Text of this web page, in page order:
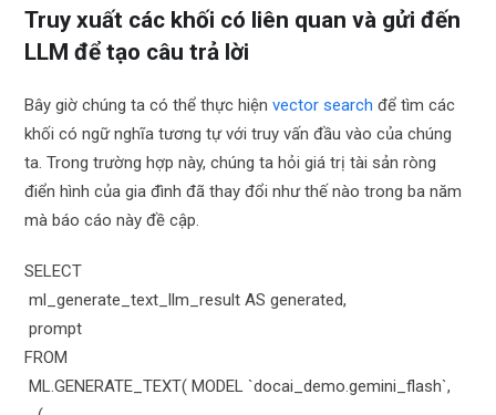
Truy xuất các khối có liên quan và gửi đến
LLM để tạo câu trả lời
Bây giờ chúng ta có thể thực hiệnvector search để tìm các
khối có ngữ nghĩa tương tự với truy vấn đầu vào của chúng
ta. Trong trường hợp này, chúng ta hỏi giá trị tài sản ròng
điển hình của gia đình đã thay đổi như thế nào trong ba năm
mà báo cáo này đề cập.
SELECT
ml_generate_text_llm_result AS generated,
prompt
FROM
ML.GENERATE_TEXT( MODEL `docai_demo.gemini_flash`,